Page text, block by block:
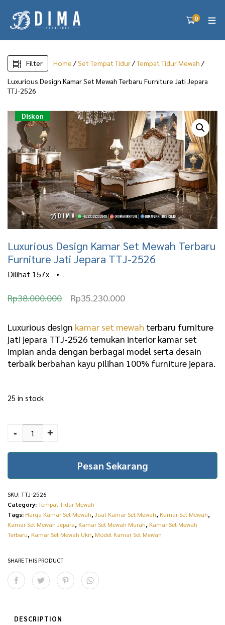
0
Filter Home /Set Tempat Tidur/Tempat Tidur Mewah /
Luxurious Design Kamar Set Mewah Terbaru Furniture Jati Jepara
TTJ-2526
Diskon
Luxurious Design Kamar Set Mewah Terbaru
Furniture Jati Jepara TTJ-2526
Dilihat 157x •
Rp38.000.000
O
i
g
i
i
w
a
s
R
p
Rp35.230.000C
r
r
e
c
e
:
R
Luxurious design kamar set mewah terbaru furniture
jati jepara TTJ-2526 temukan interior kamar set
impian anda dengan berbagai model serta desain
terbaik berbahan kayu pilihan 100% furniture jepara.
25 in stock
Set Mewah Terbaru
Furniture Jati Jepara
TTJ-2526 quantity
- +
Pesan Sekarang
SKU: TTJ-2526
Category:Tempat Tidur Mewah
Tags: Harga Kamar Set Mewah, Jual Kamar Set Mewah, Kamar Set Mewah,
Kamar Set Mewah Jepara, Kamar Set Mewah Murah, Kamar Set Mewah
Terbaru, Kamar Set Mewah Ukir, Model Kamar Set Mewah
SHARE THIS PRODUCT
DESCRIPTION